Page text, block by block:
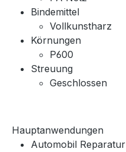
Bindemittel
Vollkunstharz
Körnungen
P600
Streuung
Geschlossen
Hauptanwendungen
Automobil Reparatur